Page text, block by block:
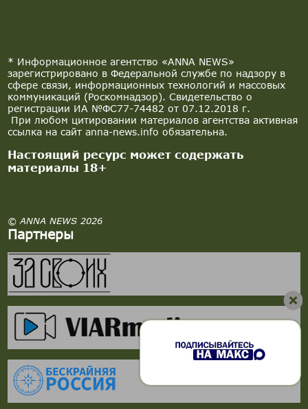
* Информационное агентство «ANNA NEWS»
зарегистрировано в Федеральной службе по надзору в
сфере связи, информационных технологий и массовых
коммуникаций (Роскомнадзор). Свидетельство о
регистрации ИА №ФС77-74482 от 07.12.2018 г.
При любом цитировании материалов агентства активная
ссылка на сайт anna-news.info обязательна.
Настоящий ресурс может содержать
материалы 18+
© ANNA NEWS 2026
Партнеры